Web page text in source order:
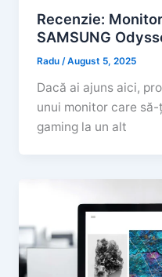
Recenzie:
SAMSUNG
Radu/August 5, 2025
Dacă ai ajuns aici,
unui monitor care
gaming la un alt